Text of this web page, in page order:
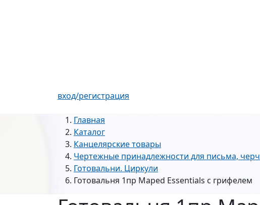
вход/регистрация
Главная
Каталог
Канцелярские товары
Чертежные принадлежности для письма,
Готовальни. Циркули
Готовальня 1пр Maped Essentials с грифелем